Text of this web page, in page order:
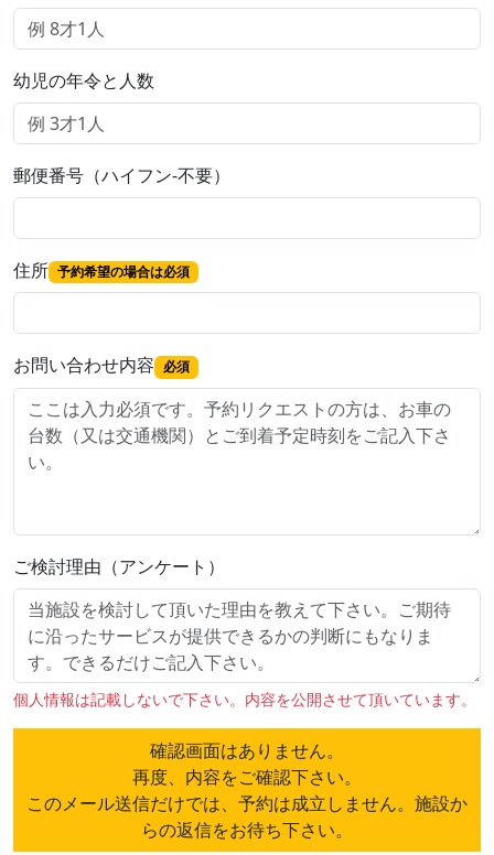
幼児の年令と人数
郵便番号（ハイフン-不要）
住所 予約希望の場合は必須
お問い合わせ内容 必須
ご検討理由（アンケート）
個人情報は記載しないで下さい。内容を公開させて頂いています。
確認画面はありません。
再度、内容をご確認下さい。
このメール送信だけでは、予約は成立しません。施設か
らの返信をお待ち下さい。